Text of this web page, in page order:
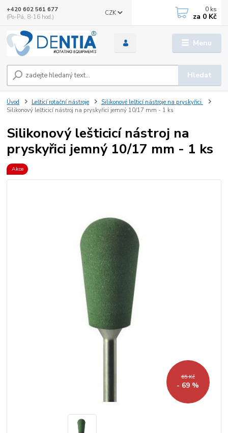
Menu
CZK
Hledat
+420 602 561 677
(Po-Pá, 8-16 hod.)
0 ks
za 0 Kč
Úvod Lešticí rotační nástroje
Silikonové lešticí nástroje na pryskyřici
Silikonový lešticicí nástroj na pryskyřici jemný 10/17 mm - 1 ks
Silikonový lešticicí nástroj na
pryskyřici jemný 10/17 mm - 1 ks
Akce
65 Kč
- 69 %